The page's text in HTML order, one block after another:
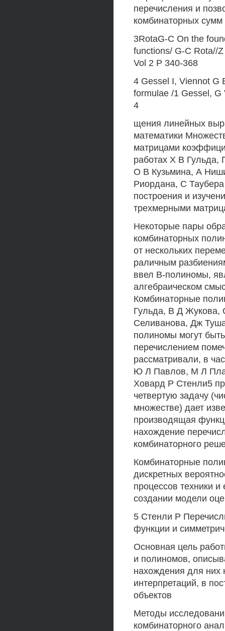
перечисления и
комбинаторных
3RotaG-C On the
functions/ G-C Rota//
Vol 2 P 340-368
4 Gessel I, Viennot G
formulae /1 Gessel, G
4
щения линейных
математики
матрицами
работах X В
О В Кузьмина, А
Риордана, С
построения и
трехмерными
Некоторые пары
комбинаторных
от нескольких
раличным
ввел В-полиномы,
алгебраическом
Комбинаторные
Гульда, В Д
Селиванова, Дж
полиномы могут
перечислением
рассматривали, в
Ю Л Павлов, М Л
Ховард Р Стенли5
четвертую задачу
множестве) дает
производящая
нахождение
комбинаторного
Комбинаторные
дискретных
процессов техники
создании модели
5 Стенли Р
функции и
Основная цель
и полиномов,
нахождения для них
интерпретаций, в
объектов
Методы
комбинаторного